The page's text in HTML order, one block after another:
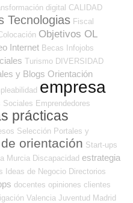
digital CALIDAD
Tecnologias Fiscal
Objetivos OL
Internet Becas Infojobs
Turismo DIVERSIDAD
y Blogs Orientación
empresa
Sociales Emprendedores
prácticas
Selección Portales y
orientación Start-ups
Murcia Discapacidad estrategia
Ideas de Negocio Directorios
docentes opiniones clientes
Valencia Juventud Madrid